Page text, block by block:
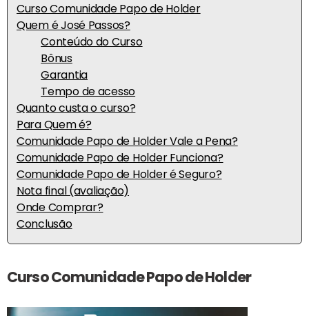
Curso Comunidade Papo de Holder
Quem é José Passos?
Conteúdo do Curso
Bônus
Garantia
Tempo de acesso
Quanto custa o curso?
Para Quem é?
Comunidade Papo de Holder Vale a Pena?
Comunidade Papo de Holder Funciona?
Comunidade Papo de Holder é Seguro?
Nota final (avaliação)
Onde Comprar?
Conclusão
Curso Comunidade Papo de Holder